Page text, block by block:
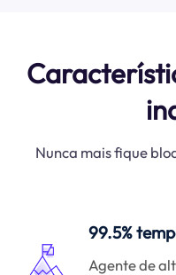
Nunca mais fique
99.5%
Agente de